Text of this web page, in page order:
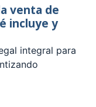
venta de
incluye y
integral para